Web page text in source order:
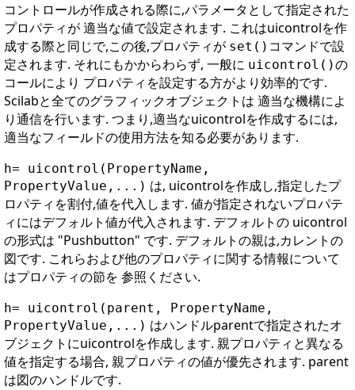
コントロールが作成される際に,パラメータとして指定された
プロパティが 適当な値で設定されます. これはuicontrolを作
成する際と同じで,この後,プロパティが set() コマンドで設
定されます. それにもかからわらず, 一般に uicontrol()の
コールにより プロパティを設定する方がより効率的です.
Scilabと全てのグラフィックオブジェクトは 適当な機構によ
り通信を行います. つまり,適当なuicontrolを作成するには,
適当なフィールドの使用方法を知る必要があります.
h= uicontrol(PropertyName,
PropertyValue,...) は, uicontrolを作成し,指定したプ
ロパティを割付,値を代入します. 値が指定されないプロパテ
ィにはデフォルト値が代入されます. デフォルトの uicontrol
の形式は "Pushbutton" です. デフォルトの親は,カレントの
図です. これらおよび他のプロパティに関する情報について
はプロパティの節を 参照ください.
h= uicontrol(parent, PropertyName,
PropertyValue,...) はハンドルparentで指定されたオ
ブジェクトにuicontrolを作成します. 親プロパティと異なる
値を指定する場合, 親プロパティの値が優先されます. parent
は図のハンドルです.